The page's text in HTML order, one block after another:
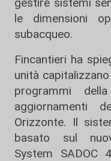
le dimensioni
subacqueo.
Fincantieri ha
unità
programmi
aggiornamenti
Orizzonte. Il
basato sul
System SADOC